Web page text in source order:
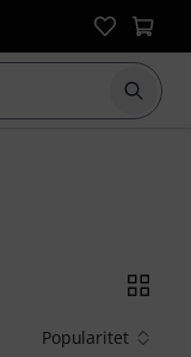
Start
Popularitet